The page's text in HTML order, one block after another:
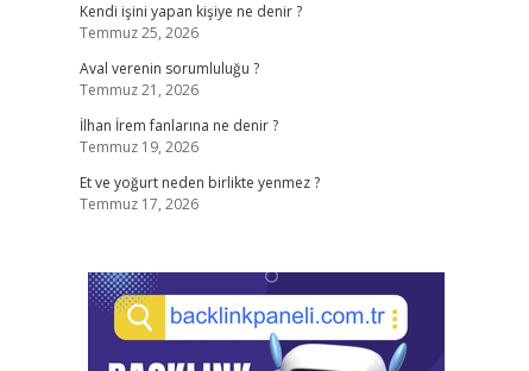
Kendi işini yapan kişiye ne denir ?
Temmuz 25, 2026
Aval verenin sorumluluğu ?
Temmuz 21, 2026
İlhan İrem fanlarına ne denir ?
Temmuz 19, 2026
Et ve yoğurt neden birlikte yenmez ?
Temmuz 17, 2026